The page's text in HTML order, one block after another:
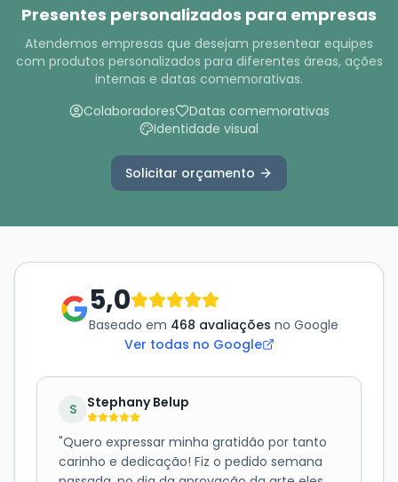
Presentes personalizados para empresas
Atendemos empresas que desejam presentear equipes
com produtos personalizados para diferentes áreas, ações
internas e datas comemorativas.
Colaboradores
Datas comemorativas
Identidade visual
Solicitar orçamento
5,0
Baseado em 468 avaliações no Google
Ver todas no Google
S Stephany Belup
"Quero expressar minha gratidão por tanto
carinho e dedicação! Fiz o pedido semana